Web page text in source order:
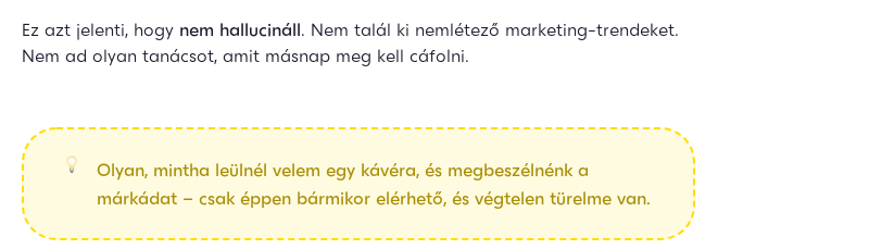
Ez azt jelenti, hogy nem hallucináll. Nem talál ki nemlétező marketing-trendeket.
Nem ad olyan tanácsot, amit másnap meg kell cáfolni.
Olyan, mintha leülnél velem egy kávéra, és megbeszélnénk a
márkádat – csak éppen bármikor elérhető, és végtelen türelme van.